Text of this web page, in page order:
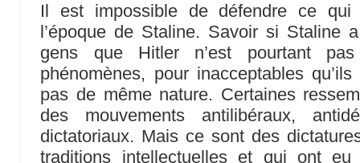
Il est impossible de défendre ce
l’époque de Staline. Savoir si Staline
gens que Hitler n’est pourtant
phénomènes, pour inacceptables
pas de même nature. Certaines
des mouvements antilibéraux,
dictatoriaux. Mais ce sont des
traditions intellectuelles et qui ont